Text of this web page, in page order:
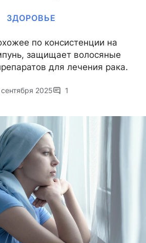
ЗДОРОВЬЕ
по консистенции на
защищает волосяные
для лечения рака.
2025 1